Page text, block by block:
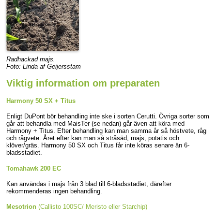
Radhackad majs.
Foto: Linda af Geijersstam
Viktig information om preparaten
Harmony 50 SX + Titus
Enligt DuPont bör behandling inte ske i sorten Cerutti. Övriga sorter som
går att behandla med MaisTer (se nedan) går även att köra med
Harmony + Titus. Efter behandling kan man samma år så höstvete, råg
och rågvete. Året efter kan man så stråsäd, majs, potatis och
klöver/gräs. Harmony 50 SX och Titus får inte köras senare än 6-
bladsstadiet.
Tomahawk 200 EC
Kan användas i majs från 3 blad till 6-bladsstadiet, därefter
rekommenderas ingen behandling.
Mesotrion(Callisto 100SC/ Meristo eller Starchip)